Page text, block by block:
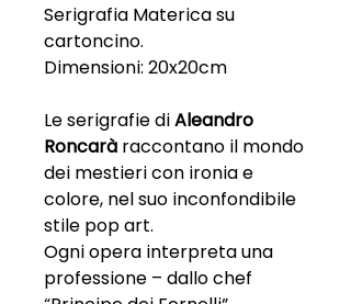
Serigrafia Materica su
cartoncino.
Dimensioni: 20x20cm
Le serigrafie diAleandro
Roncarà raccontano il mondo
dei mestieri con ironia e
colore, nel suo inconfondibile
stile pop art.
Ogni opera interpreta una
professione – dallo chef